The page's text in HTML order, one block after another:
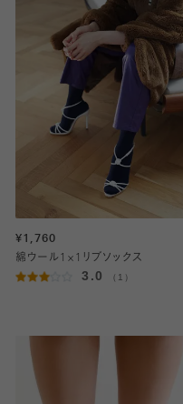
¥1,760
綿ウール1×1リブソックス
3.0 （1）